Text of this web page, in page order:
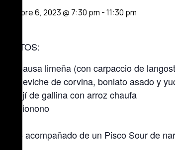
octubre 6, 2023 @ 7:30 pm -11:30 pm
PLATOS:
Causa limeña (con carpaccio de
Ceviche de corvina, boniato asado y
Ají de gallina con arroz chaufa
Pionono
Todo acompañado de un Pisco Sour de